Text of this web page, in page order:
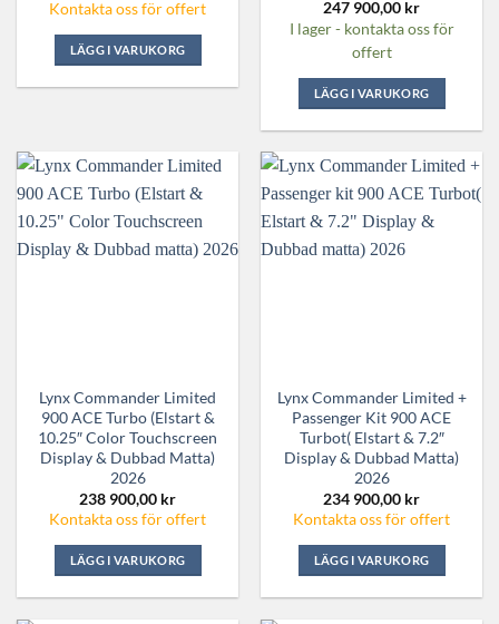
Kontakta oss för offert
LÄGG I VARUKORG
247 900,00 kr
I lager - kontakta oss för
offert
LÄGG I VARUKORG
Lynx Commander Limited
900 ACE Turbo (Elstart &
10.25″ Color Touchscreen
Display & Dubbad Matta)
2026
238 900,00 kr
Kontakta oss för offert
LÄGG I VARUKORG
Lynx Commander Limited +
Passenger Kit 900 ACE
Turbot( Elstart & 7.2″
Display & Dubbad Matta)
2026
234 900,00 kr
Kontakta oss för offert
LÄGG I VARUKORG